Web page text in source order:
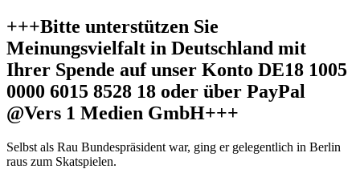
+++Bitte unterstützen Sie
Meinungsvielfalt in Deutschland mit
Ihrer Spende auf unser Konto DE18 1005
0000 6015 8528 18 oder über PayPal
@Vers 1 Medien GmbH+++
Selbst als Rau Bundespräsident war, ging er gelegentlich in Berlin
raus zum Skatspielen.